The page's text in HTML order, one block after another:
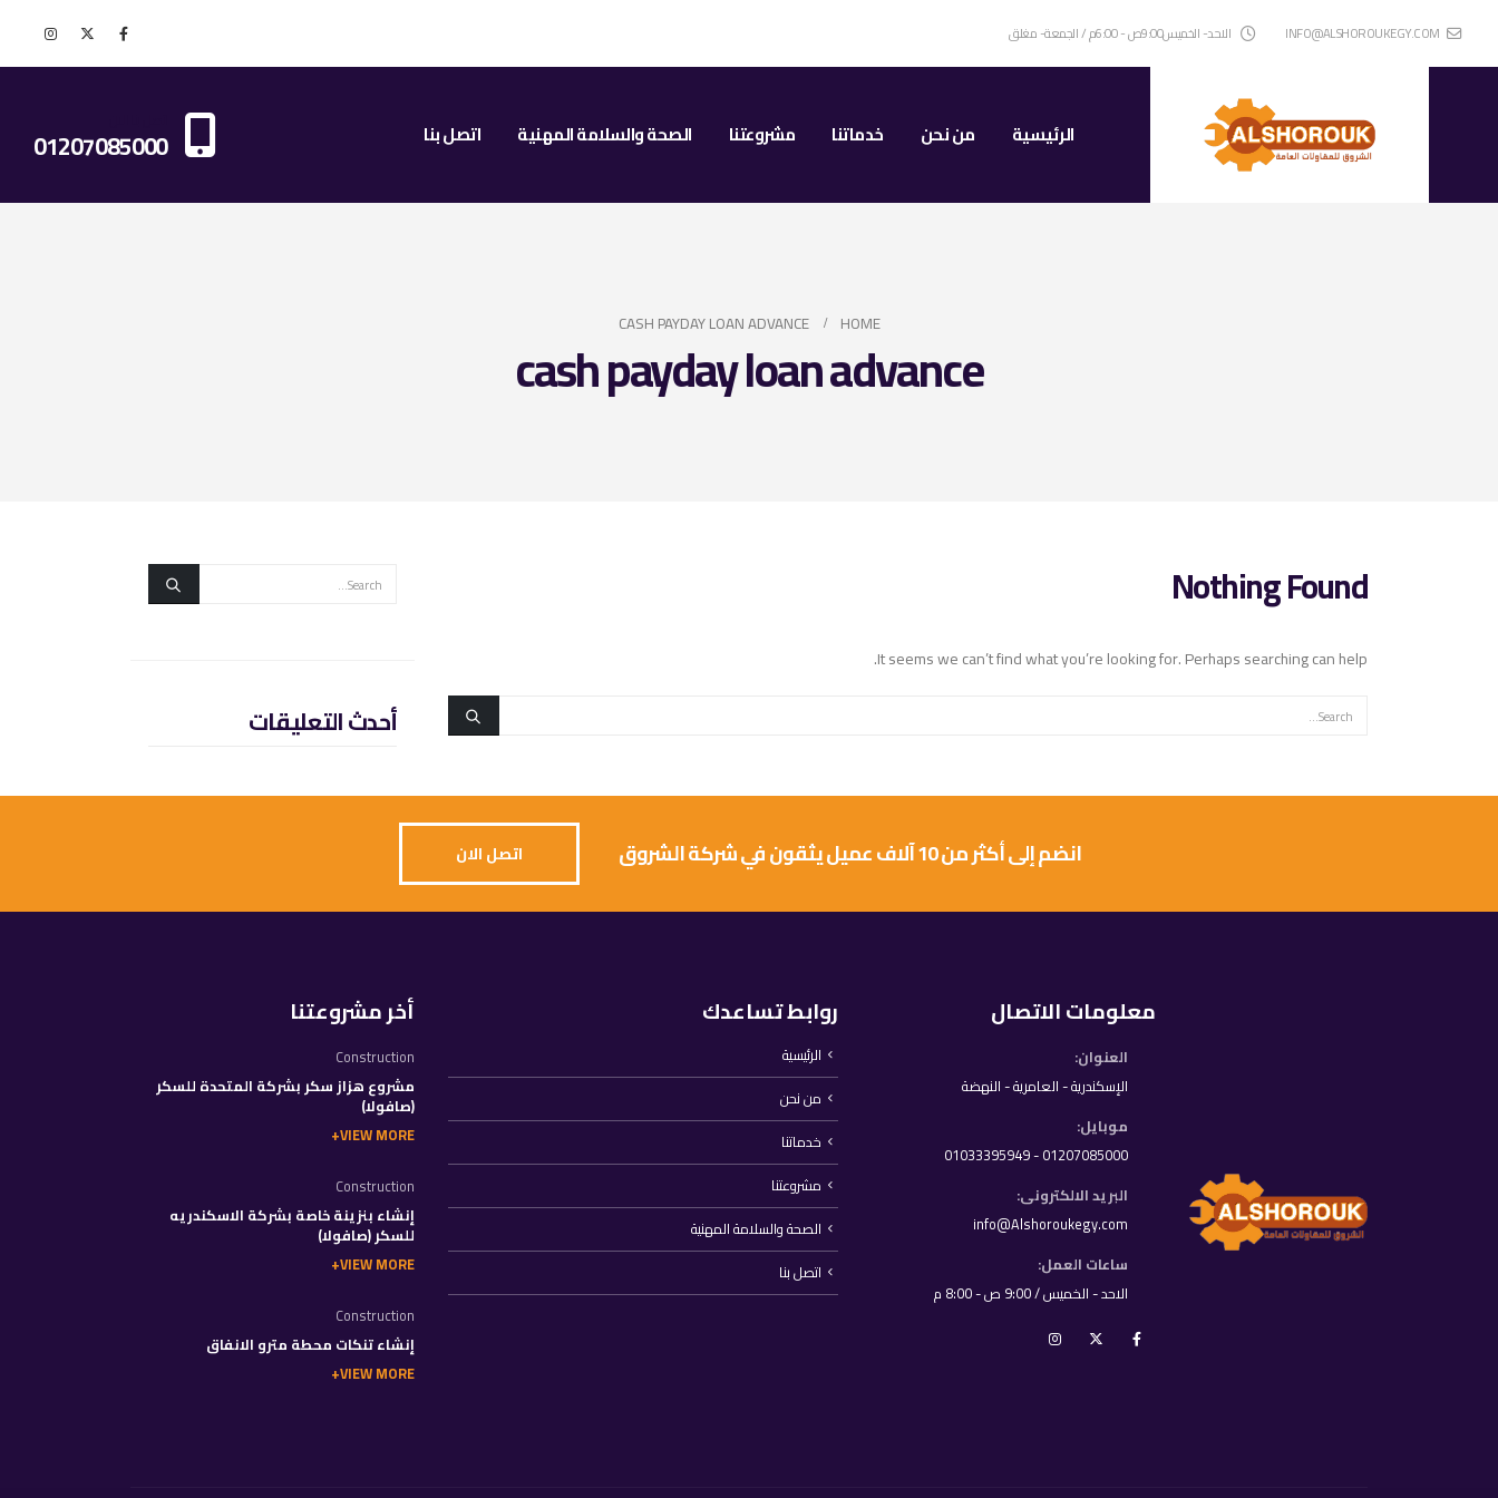
INFO@ALSHOROUKEGY.COM الاحد- الخميس9:00ص - 6:00م / الجمعة- مغلق
الرئيسية من نحن خدماتنا مشروعتنا الصحة والسلامة المهنية اتصل بنا 01207085000
HOME
CASH PAYDAY LOAN ADVANCE
cash payday loan advance
Nothing Found
It seems we can’t find what you’re looking for. Perhaps searching can help.
أحدث التعليقات
انضم إلى أكثر من 10 آلاف عميل يثقون في شركة الشروق اتصل الان
معلومات الاتصال
العنوان:
الإسكندرية - العامرية - النهضة
موبايل:
01207085000 - 01033395949
البريد الالكترونى:
info@Alshoroukegy.com
ساعات العمل:
الاحد - الخميس / 9:00 ص - 8:00 م
روابط تساعدك
الرئيسية
من نحن
خدماتنا
مشروعتنا
الصحة والسلامة المهنية
اتصل بنا
أخر مشروعتنا
Construction
مشروع هزاز سكر بشركة المتحدة للسكر
(صافولا)
VIEW MORE
Construction
إنشاء بنزينة خاصة بشركة الاسكندريه
للسكر (صافولا)
VIEW MORE
Construction
إنشاء تنكات محطة مترو الانفاق
VIEW MORE